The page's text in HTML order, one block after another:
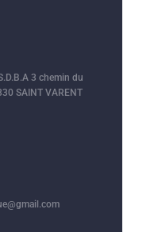
3 chemin du
SAINT VARENT